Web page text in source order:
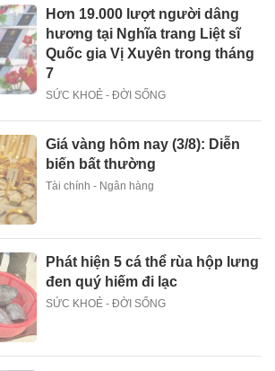
Hơn 19.000 lượt người dâng
hương tại Nghĩa trang Liệt sĩ
Quốc gia Vị Xuyên trong tháng
7
SỨC KHOẺ - ĐỜI SỐNG
Giá vàng hôm nay (3/8): Diễn
biến bất thường
Tài chính - Ngân hàng
Phát hiện 5 cá thể rùa hộp lưng
đen quý hiếm đi lạc
SỨC KHOẺ - ĐỜI SỐNG